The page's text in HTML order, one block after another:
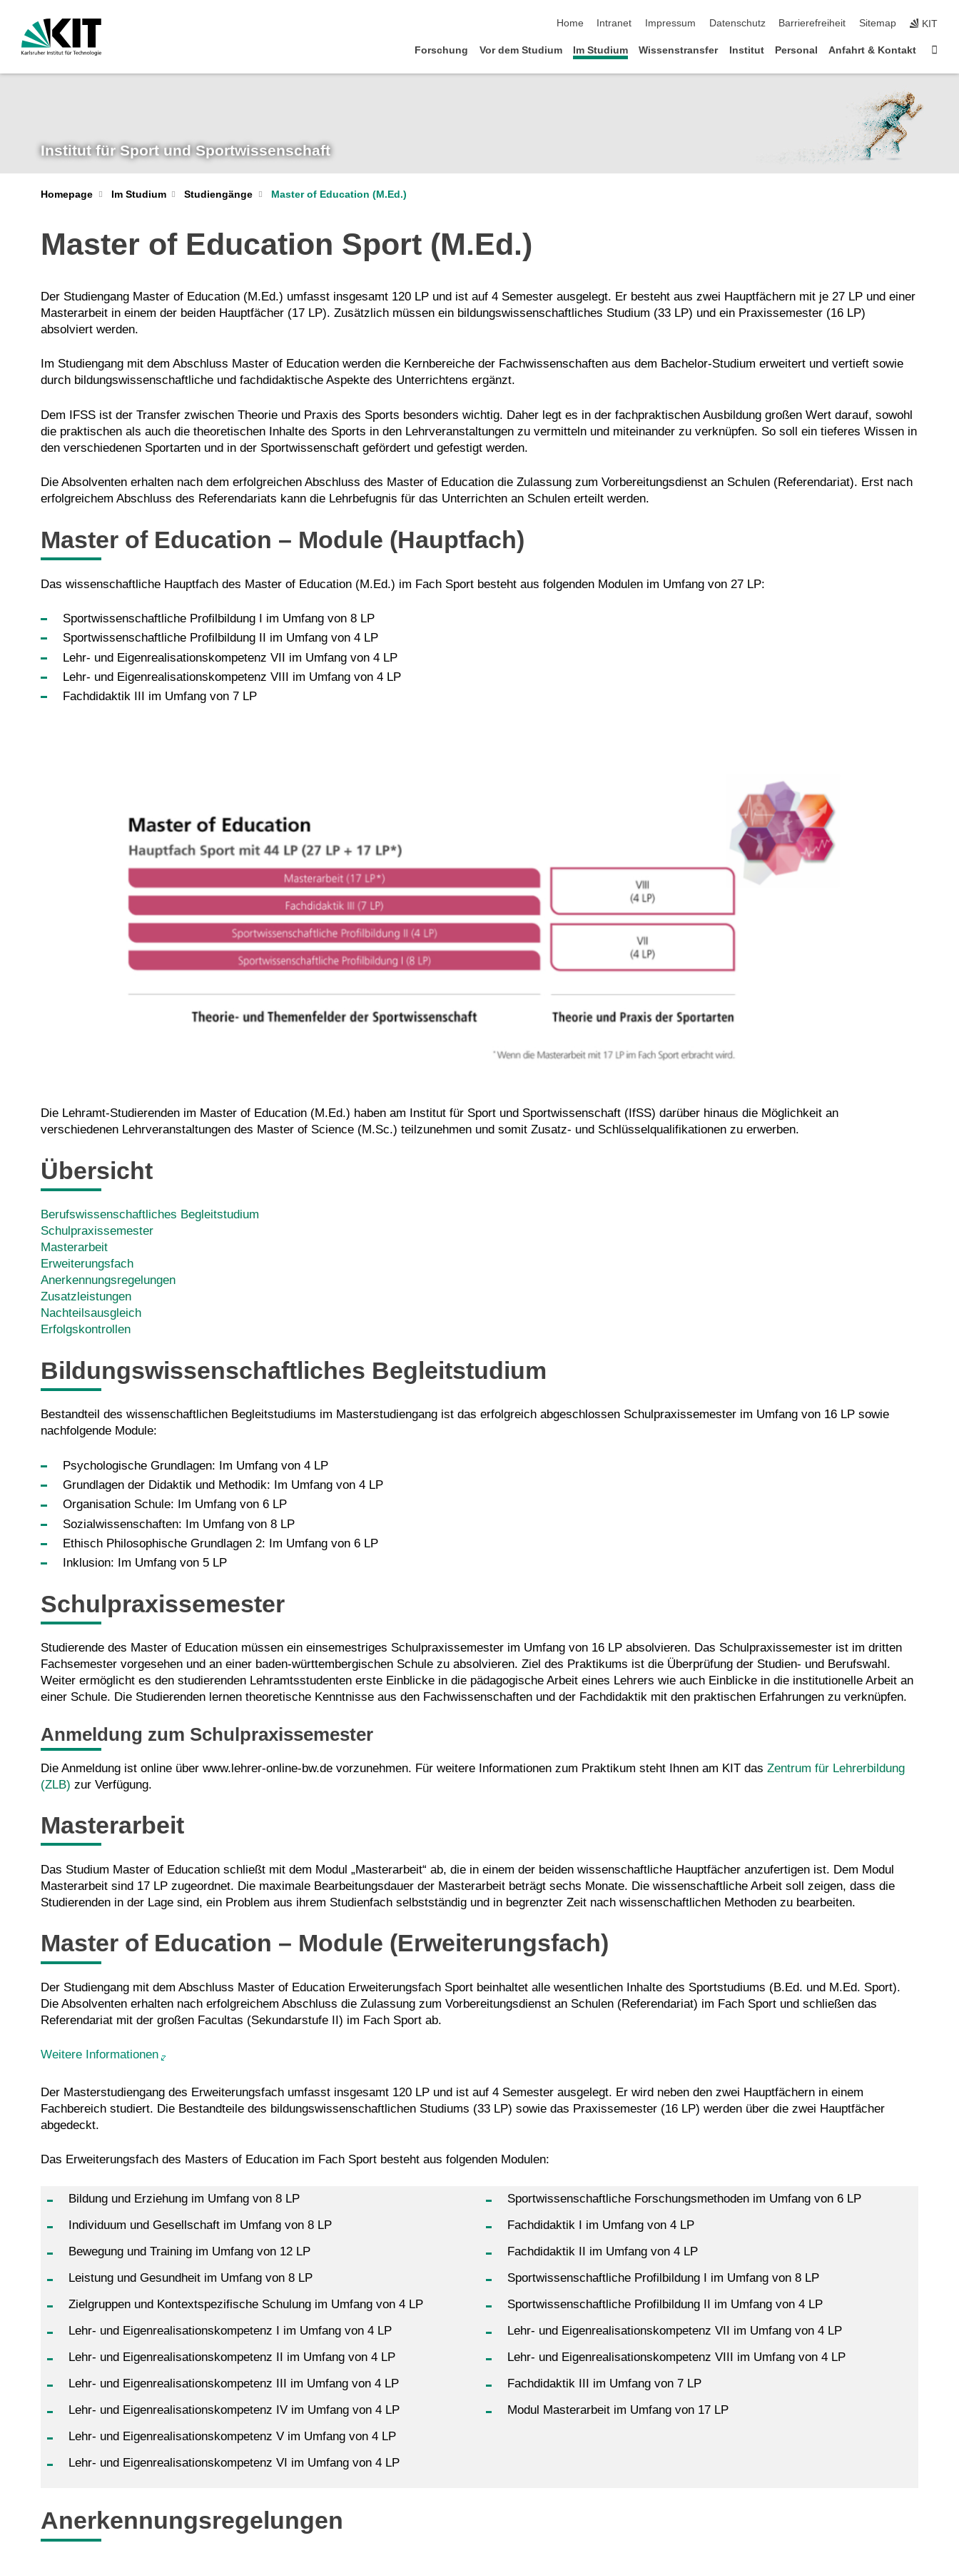
Home
Intranet Impressum Datenschutz Barrierefreiheit Sitemap KIT
Forschung Vor dem Studium Im Studium Wissenstransfer Institut Personal Anfahrt & Kontakt
Institut für Sport und Sportwissenschaft
Homepage Im Studium Studiengänge Master of Education (M.Ed.)
Master of Education Sport (M.Ed.)
Der Studiengang Master of Education (M.Ed.) umfasst insgesamt 120 LP und ist auf 4 Semester ausgelegt. Er besteht aus zwei Hauptfächern mit je 27 LP und einer
Masterarbeit in einem der beiden Hauptfächer (17 LP). Zusätzlich müssen ein bildungswissenschaftliches Studium (33 LP) und ein Praxissemester (16 LP)
absolviert werden.
Im Studiengang mit dem Abschluss Master of Education werden die Kernbereiche der Fachwissenschaften aus dem Bachelor-Studium erweitert und vertieft sowie
durch bildungswissenschaftliche und fachdidaktische Aspekte des Unterrichtens ergänzt.
Dem IFSS ist der Transfer zwischen Theorie und Praxis des Sports besonders wichtig. Daher legt es in der fachpraktischen Ausbildung großen Wert darauf, sowohl
die praktischen als auch die theoretischen Inhalte des Sports in den Lehrveranstaltungen zu vermitteln und miteinander zu verknüpfen. So soll ein tieferes Wissen in
den verschiedenen Sportarten und in der Sportwissenschaft gefördert und gefestigt werden.
Die Absolventen erhalten nach dem erfolgreichen Abschluss des Master of Education die Zulassung zum Vorbereitungsdienst an Schulen (Referendariat). Erst nach
erfolgreichem Abschluss des Referendariats kann die Lehrbefugnis für das Unterrichten an Schulen erteilt werden.
Master of Education – Module (Hauptfach)
Das wissenschaftliche Hauptfach des Master of Education (M.Ed.) im Fach Sport besteht aus folgenden Modulen im Umfang von 27 LP:
Sportwissenschaftliche Profilbildung I im Umfang von 8 LP
Sportwissenschaftliche Profilbildung II im Umfang von 4 LP
Lehr- und Eigenrealisationskompetenz VII im Umfang von 4 LP
Lehr- und Eigenrealisationskompetenz VIII im Umfang von 4 LP
Fachdidaktik III im Umfang von 7 LP
Die Lehramt-Studierenden im Master of Education (M.Ed.) haben am Institut für Sport und Sportwissenschaft (IfSS) darüber hinaus die Möglichkeit an
verschiedenen Lehrveranstaltungen des Master of Science (M.Sc.) teilzunehmen und somit Zusatz- und Schlüsselqualifikationen zu erwerben.
Übersicht
Berufswissenschaftliches Begleitstudium
Schulpraxissemester
Masterarbeit
Erweiterungsfach
Anerkennungsregelungen
Zusatzleistungen
Nachteilsausgleich
Erfolgskontrollen
Bildungswissenschaftliches Begleitstudium
Bestandteil des wissenschaftlichen Begleitstudiums im Masterstudiengang ist das erfolgreich abgeschlossen Schulpraxissemester im Umfang von 16 LP sowie
nachfolgende Module:
Psychologische Grundlagen: Im Umfang von 4 LP
Grundlagen der Didaktik und Methodik: Im Umfang von 4 LP
Organisation Schule: Im Umfang von 6 LP
Sozialwissenschaften: Im Umfang von 8 LP
Ethisch Philosophische Grundlagen 2: Im Umfang von 6 LP
Inklusion: Im Umfang von 5 LP
Schulpraxissemester
Studierende des Master of Education müssen ein einsemestriges Schulpraxissemester im Umfang von 16 LP absolvieren. Das Schulpraxissemester ist im dritten
Fachsemester vorgesehen und an einer baden-württembergischen Schule zu absolvieren. Ziel des Praktikums ist die Überprüfung der Studien- und Berufswahl.
Weiter ermöglicht es den studierenden Lehramtsstudenten erste Einblicke in die pädagogische Arbeit eines Lehrers wie auch Einblicke in die institutionelle Arbeit an
einer Schule. Die Studierenden lernen theoretische Kenntnisse aus den Fachwissenschaften und der Fachdidaktik mit den praktischen Erfahrungen zu verknüpfen.
Anmeldung zum Schulpraxissemester
Die Anmeldung ist online über www.lehrer-online-bw.de vorzunehmen. Für weitere Informationen zum Praktikum steht Ihnen am KIT das Zentrum für Lehrerbildung
(ZLB) zur Verfügung.
Masterarbeit
Das Studium Master of Education schließt mit dem Modul „Masterarbeit“ ab, die in einem der beiden wissenschaftliche Hauptfächer anzufertigen ist. Dem Modul
Masterarbeit sind 17 LP zugeordnet. Die maximale Bearbeitungsdauer der Masterarbeit beträgt sechs Monate. Die wissenschaftliche Arbeit soll zeigen, dass die
Studierenden in der Lage sind, ein Problem aus ihrem Studienfach selbstständig und in begrenzter Zeit nach wissenschaftlichen Methoden zu bearbeiten.
Master of Education – Module (Erweiterungsfach)
Der Studiengang mit dem Abschluss Master of Education Erweiterungsfach Sport beinhaltet alle wesentlichen Inhalte des Sportstudiums (B.Ed. und M.Ed. Sport).
Die Absolventen erhalten nach erfolgreichem Abschluss die Zulassung zum Vorbereitungsdienst an Schulen (Referendariat) im Fach Sport und schließen das
Referendariat mit der großen Facultas (Sekundarstufe II) im Fach Sport ab.
Weitere Informationen
Der Masterstudiengang des Erweiterungsfach umfasst insgesamt 120 LP und ist auf 4 Semester ausgelegt. Er wird neben den zwei Hauptfächern in einem
Fachbereich studiert. Die Bestandteile des bildungswissenschaftlichen Studiums (33 LP) sowie das Praxissemester (16 LP) werden über die zwei Hauptfächer
abgedeckt.
Das Erweiterungsfach des Masters of Education im Fach Sport besteht aus folgenden Modulen:
Bildung und Erziehung im Umfang von 8 LP
Individuum und Gesellschaft im Umfang von 8 LP
Bewegung und Training im Umfang von 12 LP
Leistung und Gesundheit im Umfang von 8 LP
Zielgruppen und Kontextspezifische Schulung im Umfang von 4 LP
Lehr- und Eigenrealisationskompetenz I im Umfang von 4 LP
Lehr- und Eigenrealisationskompetenz II im Umfang von 4 LP
Lehr- und Eigenrealisationskompetenz III im Umfang von 4 LP
Lehr- und Eigenrealisationskompetenz IV im Umfang von 4 LP
Lehr- und Eigenrealisationskompetenz V im Umfang von 4 LP
Lehr- und Eigenrealisationskompetenz VI im Umfang von 4 LP
Sportwissenschaftliche Forschungsmethoden im Umfang von 6 LP
Fachdidaktik I im Umfang von 4 LP
Fachdidaktik II im Umfang von 4 LP
Sportwissenschaftliche Profilbildung I im Umfang von 8 LP
Sportwissenschaftliche Profilbildung II im Umfang von 4 LP
Lehr- und Eigenrealisationskompetenz VII im Umfang von 4 LP
Lehr- und Eigenrealisationskompetenz VIII im Umfang von 4 LP
Fachdidaktik III im Umfang von 7 LP
Modul Masterarbeit im Umfang von 17 LP
Anerkennungsregelungen